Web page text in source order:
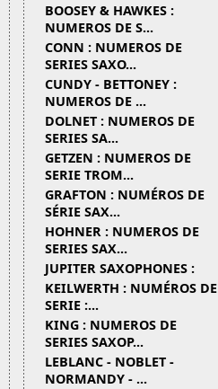
BOOSEY & HAWKES :
NUMEROS DE S...
CONN : NUMEROS DE
SERIES SAXO...
CUNDY - BETTONEY :
NUMEROS DE ...
DOLNET : NUMEROS DE
SERIES SA...
GETZEN : NUMEROS DE
SERIE TROM...
GRAFTON : NUMÉROS DE
SÉRIE SAX...
HOHNER : NUMEROS DE
SERIES SAX...
JUPITER SAXOPHONES :
KEILWERTH : NUMÉROS DE
SERIE :...
KING : NUMEROS DE
SERIES SAXOP...
LEBLANC - NOBLET -
NORMANDY - ...